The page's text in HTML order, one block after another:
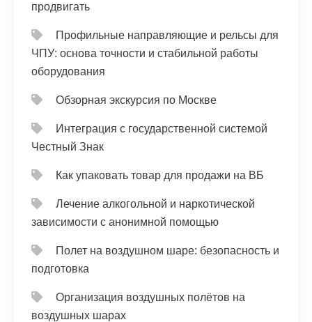
продвигать
Профильные направляющие и рельсы для
ЧПУ: основа точности и стабильной работы
оборудования
Обзорная экскурсия по Москве
Интеграция с государственной системой
Честный Знак
Как упаковать товар для продажи на ВБ
Лечение алкогольной и наркотической
зависимости с анонимной помощью
Полет на воздушном шаре: безопасность и
подготовка
Организация воздушных полётов на
воздушных шарах